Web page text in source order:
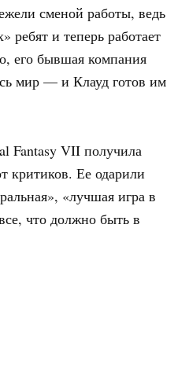
сменой работы, ведь
ребят и теперь работает
его бывшая компания
мир — и Клауд готов им
Fantasy VII получила
критиков. Ее одарили
«лучшая игра в
что должно быть в